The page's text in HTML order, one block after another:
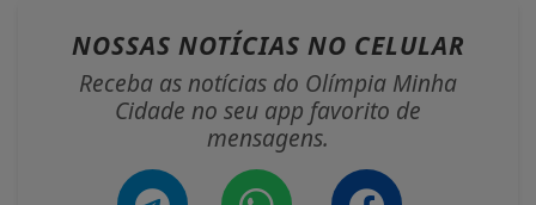
NOSSAS NOTÍCIAS NO CELULAR
Receba as notícias do Olímpia Minha
Cidade no seu app favorito de
mensagens.